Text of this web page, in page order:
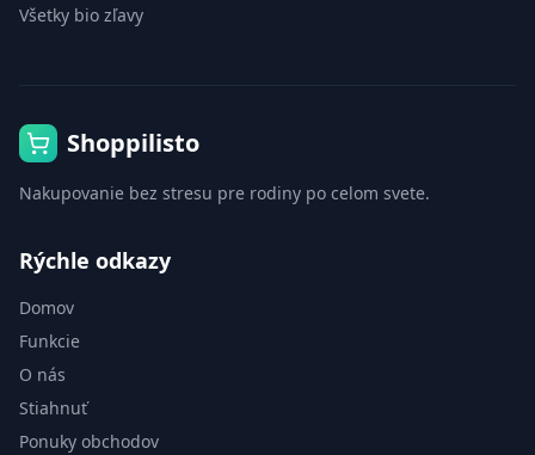
Všetky bio zľavy
Shoppilisto
Nakupovanie bez stresu pre rodiny po celom svete.
Rýchle odkazy
Domov
Funkcie
O nás
Stiahnuť
Ponuky obchodov